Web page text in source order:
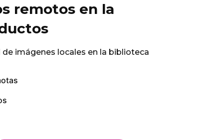
remotos en la
de imágenes locales en la biblioteca